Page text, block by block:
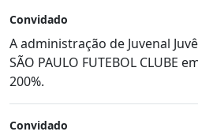
Convidado
A administração de Juvenal
SÃO PAULO FUTEBOL CLUBE
200%.
Convidado